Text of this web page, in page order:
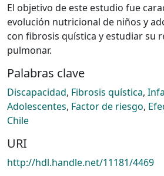
El objetivo de este estudio fue
evolución nutricional de niños y
con fibrosis quística y estudiar su
pulmonar.
Palabras clave
Discapacidad, Fibrosis quística,
Adolescentes, Factor de riesgo,
Chile
URI
http://hdl.handle.net/11181/4469